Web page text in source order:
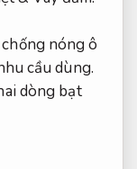
nóng ô
cầu dùng.
dòng bạt